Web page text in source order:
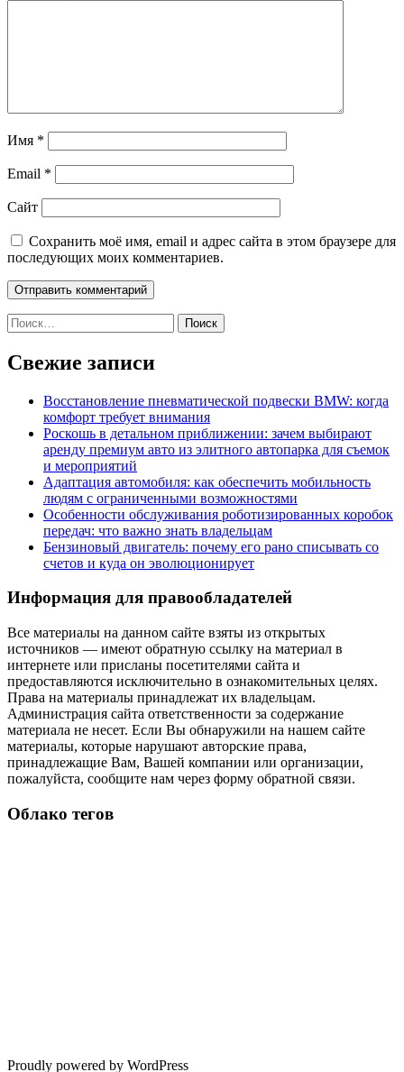
Имя *
Email *
Сайт
Сохранить моё имя, email и адрес сайта в этом браузере для
последующих моих комментариев.
Найти:
Свежие записи
Восстановление пневматической подвески BMW: когда
комфорт требует внимания
Роскошь в детальном приближении: зачем выбирают
аренду премиум авто из элитного автопарка для съемок
и мероприятий
Адаптация автомобиля: как обеспечить мобильность
людям с ограниченными возможностями
Особенности обслуживания роботизированных коробок
передач: что важно знать владельцам
Бензиновый двигатель: почему его рано списывать со
счетов и куда он эволюционирует
Информация для правообладателей
Все материалы на данном сайте взяты из открытых
источников — имеют обратную ссылку на материал в
интернете или присланы посетителями сайта и
предоставляются исключительно в ознакомительных целях.
Права на материалы принадлежат их владельцам.
Администрация сайта ответственности за содержание
материала не несет. Если Вы обнаружили на нашем сайте
материалы, которые нарушают авторские права,
принадлежащие Вам, Вашей компании или организации,
пожалуйста, сообщите нам через форму обратной связи.
Облако тегов
Proudly powered by WordPress